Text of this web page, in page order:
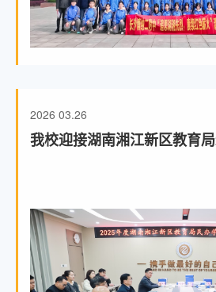
2026 03.26
我校迎接湖南湘江新区教育